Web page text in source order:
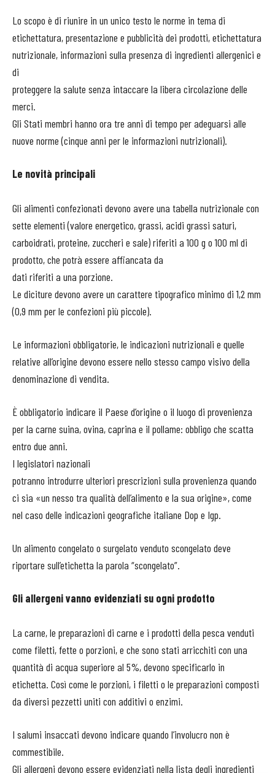
Lo scopo è di riunire in un unico testo le norme in tema di
etichettatura, presentazione e pubblicità dei prodotti, etichettatura
nutrizionale, informazioni sulla presenza di ingredienti allergenici e
di
proteggere la salute senza intaccare la libera circolazione delle
merci.
Gli Stati membri hanno ora tre anni di tempo per adeguarsi alle
nuove norme (cinque anni per le informazioni nutrizionali).
Le novità principali
Gli alimenti confezionati devono avere una tabella nutrizionale con
sette elementi (valore energetico, grassi, acidi grassi saturi,
carboidrati, proteine, zuccheri e sale) riferiti a 100 g o 100 ml di
prodotto, che potrà essere affiancata da
dati riferiti a una porzione.
Le diciture devono avere un carattere tipografico minimo di 1,2 mm
(0,9 mm per le confezioni più piccole).
Le informazioni obbligatorie, le indicazioni nutrizionali e quelle
relative all’origine devono essere nello stesso campo visivo della
denominazione di vendita.
È obbligatorio indicare il Paese d’origine o il luogo di provenienza
per la carne suina, ovina, caprina e il pollame: obbligo che scatta
entro due anni.
I legislatori nazionali
potranno introdurre ulteriori prescrizioni sulla provenienza quando
ci sia «un nesso tra qualità dell’alimento e la sua origine», come
nel caso delle indicazioni geografiche italiane Dop e Igp.
Un alimento congelato o surgelato venduto scongelato deve
riportare sull’etichetta la parola “scongelato”.
Gli allergeni vanno evidenziati su ogni prodotto
La carne, le preparazioni di carne e i prodotti della pesca venduti
come filetti, fette o porzioni, e che sono stati arricchiti con una
quantità di acqua superiore al 5%, devono specificarlo in
etichetta. Così come le porzioni, i filetti o le preparazioni composti
da diversi pezzetti uniti con additivi o enzimi.
I salumi insaccati devono indicare quando l’involucro non è
commestibile.
Gli allergeni devono essere evidenziati nella lista degli ingredienti